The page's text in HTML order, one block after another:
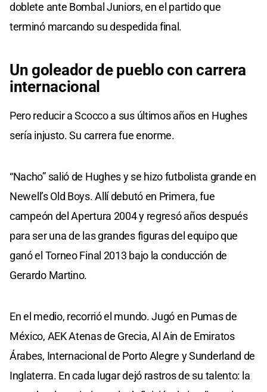
doblete ante Bombal Juniors, en el partido que
terminó marcando su despedida final.
Un goleador de pueblo con carrera
internacional
Pero reducir a Scocco a sus últimos años en Hughes
sería injusto. Su carrera fue enorme.
“Nacho” salió de Hughes y se hizo futbolista grande en
Newell’s Old Boys. Allí debutó en Primera, fue
campeón del Apertura 2004 y regresó años después
para ser una de las grandes figuras del equipo que
ganó el Torneo Final 2013 bajo la conducción de
Gerardo Martino.
En el medio, recorrió el mundo. Jugó en Pumas de
México, AEK Atenas de Grecia, Al Ain de Emiratos
Árabes, Internacional de Porto Alegre y Sunderland de
Inglaterra. En cada lugar dejó rastros de su talento: la